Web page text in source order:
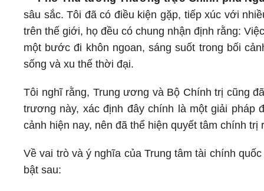
sâu sắc. Tôi đã có điều kiện gặp, tiếp xúc với
trên thế giới, họ đều có chung nhận định rằng:
một bước đi khôn ngoan, sáng suốt trong bối
sống và xu thế thời đại.
Tôi nghĩ rằng, Trung ương và Bộ Chính trị cũng
trương này, xác định đây chính là một giải pháp
cảnh hiện nay, nên đã thể hiện quyết tâm chính
Về vai trò và ý nghĩa của Trung tâm tài chính
bật sau: